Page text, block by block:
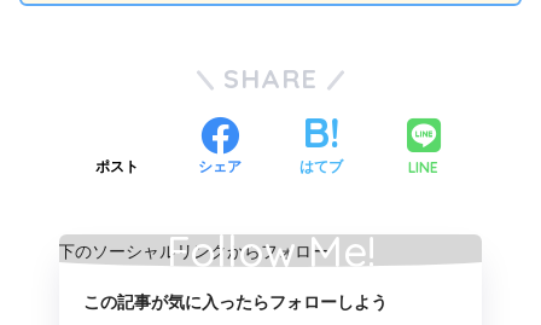
SHARE
ポスト シェア はてブ LINE
Follow Me!
この記事が気に入ったらフォローしよう